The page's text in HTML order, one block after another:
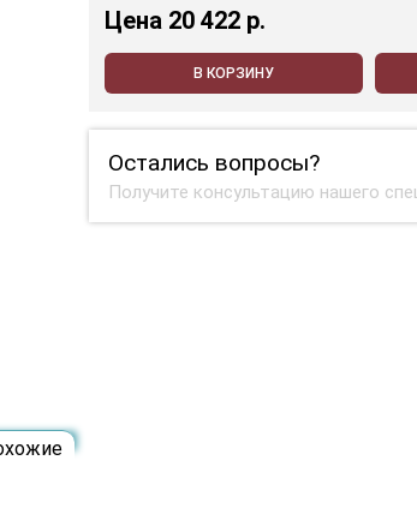
Цена 20 422 p.
В КОРЗИНУ
Остались вопросы?
Получите консультацию нашего